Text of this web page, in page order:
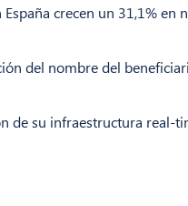
España crecen un 31,1%
del nombre del
de su infraestructura real-